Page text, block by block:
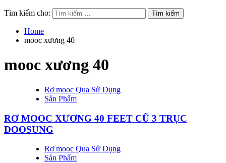
Tìm kiếm cho:
Home
mooc xương 40
mooc xương 40
Rơ mooc Qua Sử Dụng
Sản Phẩm
RƠ MOOC XƯƠNG 40 FEET CŨ 3 TRỤC
DOOSUNG
Rơ mooc Qua Sử Dụng
Sản Phẩm